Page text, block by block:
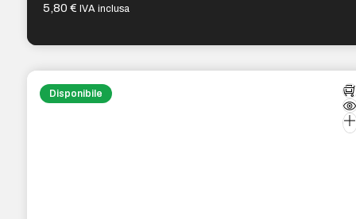
5,80€ IVA inclusa
Disponibile